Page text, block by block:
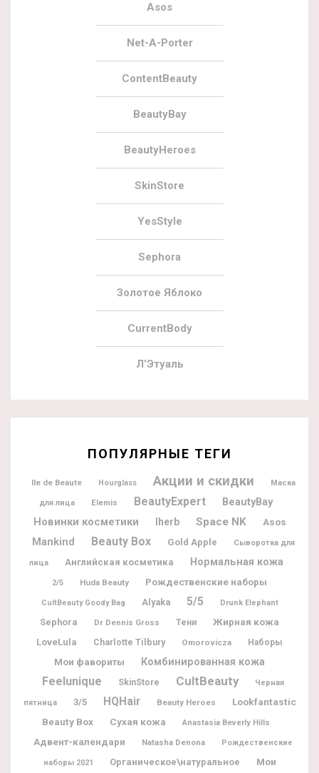
Asos
Net-A-Porter
ContentBeauty
BeautyBay
BeautyHeroes
SkinStore
YesStyle
Sephora
Золотое Яблоко
CurrentBody
Л’Этуаль
ПОПУЛЯРНЫЕ ТЕГИ
Ile de Beaute Hourglass Акции и скидки Маска
для лица Elemis BeautyExpert
BeautyBay
Новинки косметики
Iherb Space NK Asos
Mankind Beauty Box Gold Apple Сыворотка для
лица Английская косметика Нормальная кожа
2/5 Huda Beauty Рождественские наборы
CultBeauty Goody Bag Alyaka 5/5 Drunk Elephant
Sephora Dr Dennis Gross Тени Жирная кожа
LoveLula Charlotte Tilbury Omorovicza Наборы
Мои фавориты Комбинированная кожа
Feelunique SkinStore CultBeauty Черная
пятница 3/5 HQHair Beauty Heroes
Lookfantastic
Beauty Box
Сухая кожа Anastasia Beverly Hills
Адвент-календари Natasha Denona Рождественские
наборы 2021 Органическое\натуральное
Мои